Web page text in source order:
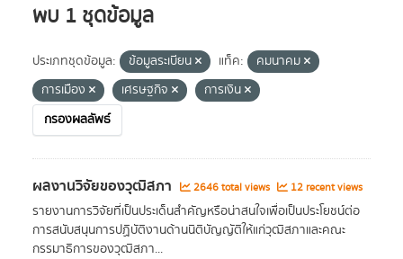
พบ 1 ชุดข้อมูล
ประเภทชุดข้อมูล: ข้อมูลระเบียน แท็ค:
คมนาคม
การเมือง
เศรษฐกิจ
การเงิน
กรองผลลัพธ์
ผลงานวิจัยของวุฒิสภา 2646 total views 12 recent views
รายงานการวิจัยที่เป็นประเด็นสำคัญหรือน่าสนใจเพื่อเป็นประโยชน์ต่อ
การสนับสนุนการปฏิบัติงานด้านนิติบัญญัติให้แก่วุฒิสภาและคณะ
กรรมาธิการของวุฒิสภา...